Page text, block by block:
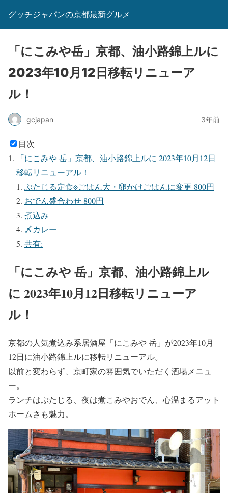
グッチジャパンの京都最新グルメ
「にこみや岳」京都、油小路錦上ルに
2023年10月12日移転リニューア
ル！
gcjapan 3年前
目次
「にこみや 岳」京都、油小路錦上ルに 2023年10月12日
移転リニューアル！
ぶたじる定食※ごはん大・卵かけごはんに変更 800円
おでん盛合わせ 800円
煮込み
〆カレー
共有:
「にこみや 岳」京都、油小路錦上ル
に 2023年10月12日移転リニューア
ル！
京都の人気煮込み系居酒屋「にこみや 岳」が2023年10月
12日に油小路錦上ルに移転リニューアル。
以前と変わらず、京町家の雰囲気でいただく酒場メニュ
ー。
ランチはぶたじる、夜は煮こみやおでん、心温まるアット
ホームさも魅力。